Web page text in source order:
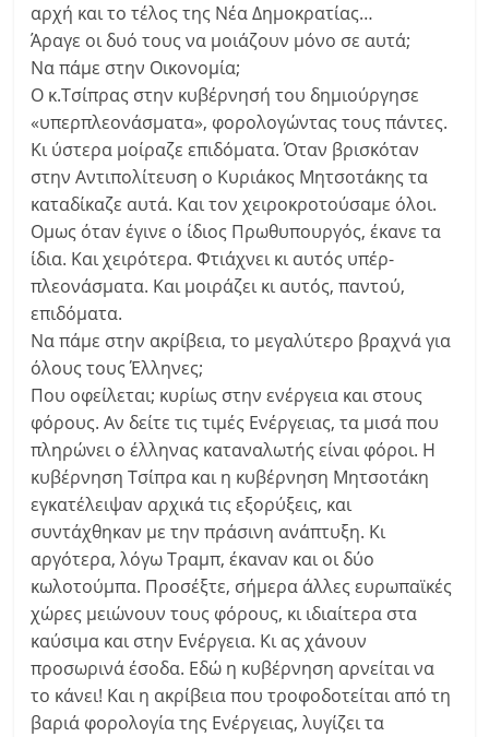
αρχή και το τέλος της Νέα Δημοκρατίας…
Άραγε οι δυό τους να μοιάζουν μόνο σε αυτά;
Να πάμε στην Οικονομία;
Ο κ.Τσίπρας στην κυβέρνησή του δημιούργησε
«υπερπλεονάσματα», φορολογώντας τους πάντες.
Κι ύστερα μοίραζε επιδόματα. Όταν βρισκόταν
στην Αντιπολίτευση ο Κυριάκος Μητσοτάκης τα
καταδίκαζε αυτά. Και τον χειροκροτούσαμε όλοι.
Ομως όταν έγινε ο ίδιος Πρωθυπουργός, έκανε τα
ίδια. Και χειρότερα. Φτιάχνει κι αυτός υπέρ-
πλεονάσματα. Και μοιράζει κι αυτός, παντού,
επιδόματα.
Να πάμε στην ακρίβεια, το μεγαλύτερο βραχνά για
όλους τους Έλληνες;
Που οφείλεται; κυρίως στην ενέργεια και στους
φόρους. Αν δείτε τις τιμές Ενέργειας, τα μισά που
πληρώνει ο έλληνας καταναλωτής είναι φόροι. Η
κυβέρνηση Τσίπρα και η κυβέρνηση Μητσοτάκη
εγκατέλειψαν αρχικά τις εξορύξεις, και
συντάχθηκαν με την πράσινη ανάπτυξη. Κι
αργότερα, λόγω Τραμπ, έκαναν και οι δύο
κωλοτούμπα. Προσέξτε, σήμερα άλλες ευρωπαϊκές
χώρες μειώνουν τους φόρους, κι ιδιαίτερα στα
καύσιμα και στην Ενέργεια. Κι ας χάνουν
προσωρινά έσοδα. Εδώ η κυβέρνηση αρνείται να
το κάνει! Και η ακρίβεια που τροφοδοτείται από τη
βαριά φορολογία της Ενέργειας, λυγίζει τα